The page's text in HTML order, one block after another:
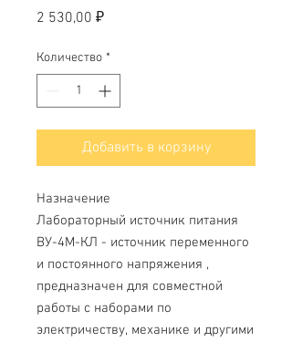
2 530,00 ₽Цена
Количество *
Добавить в корзину
Назначение
Лабораторный источник питания
ВУ-4М-КЛ - источник переменного
и постоянного напряжения ,
предназначен для совместной
работы с наборами по
электричеству, механике и другими